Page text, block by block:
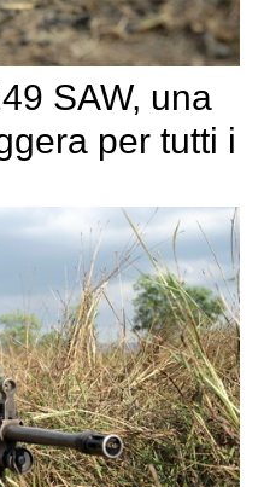
SAW, una
per tutti i